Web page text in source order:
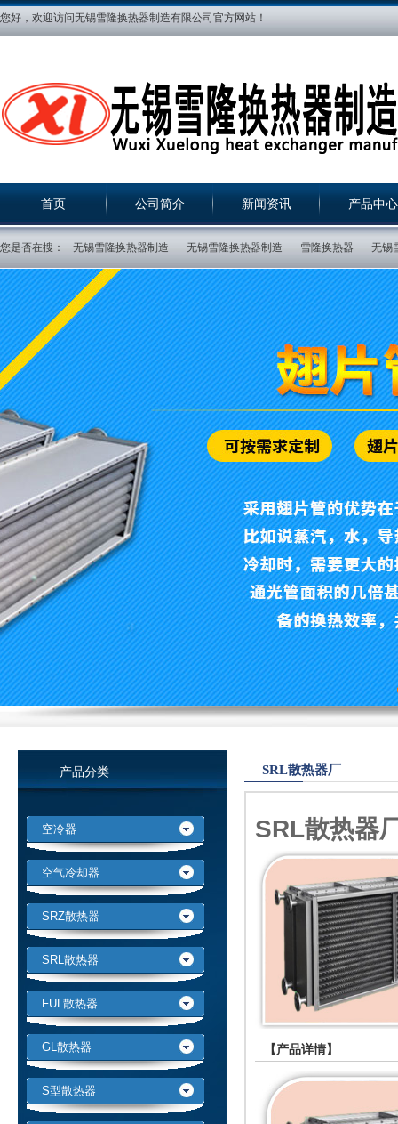
您好，欢迎访问无锡雪隆换热器制造有限公司官方网站！
首页 公司简介 新闻资讯 产品中心
您是否在搜： 无锡雪隆换热器制造 无锡雪隆换热器制造 雪隆换热器 无锡
产品分类
空冷器
空气冷却器
SRZ散热器
SRL散热器
FUL散热器
GL散热器
S型散热器
SRL散热器厂
SRL散热器
【产品详情】